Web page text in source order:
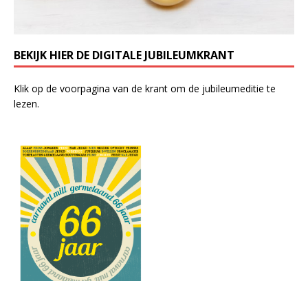
BEKIJK HIER DE DIGITALE JUBILEUMKRANT
Klik op de voorpagina van de krant om de jubileumeditie te
lezen.